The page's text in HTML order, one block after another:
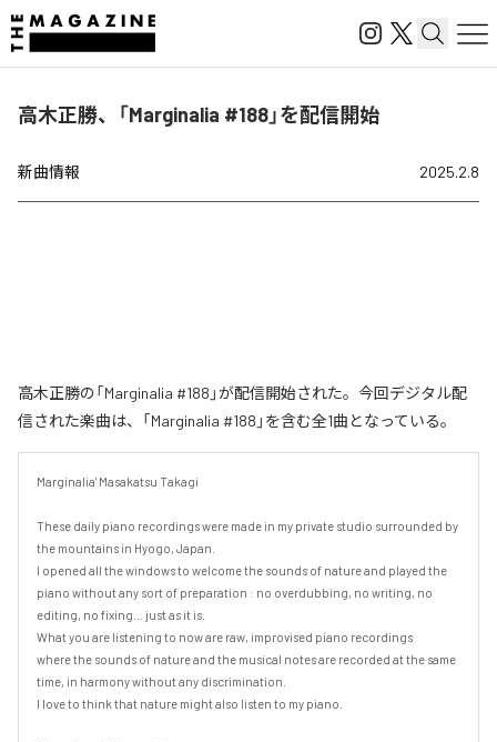
高木正勝、「Marginalia #188」を配信開始
新曲情報 2025.2.8
高木正勝の「Marginalia #188」が配信開始された。今回デジタル配
信された楽曲は、「Marginalia #188」を含む全1曲となっている。
Marginalia' Masakatsu Takagi
These daily piano recordings were made in my private studio surrounded by
the mountains in Hyogo, Japan.
I opened all the windows to welcome the sounds of nature and played the
piano without any sort of preparation : no overdubbing, no writing, no
editing, no fixing... just as it is.
What you are listening to now are raw, improvised piano recordings
where the sounds of nature and the musical notes are recorded at the same
time, in harmony without any discrimination.
I love to think that nature might also listen to my piano.